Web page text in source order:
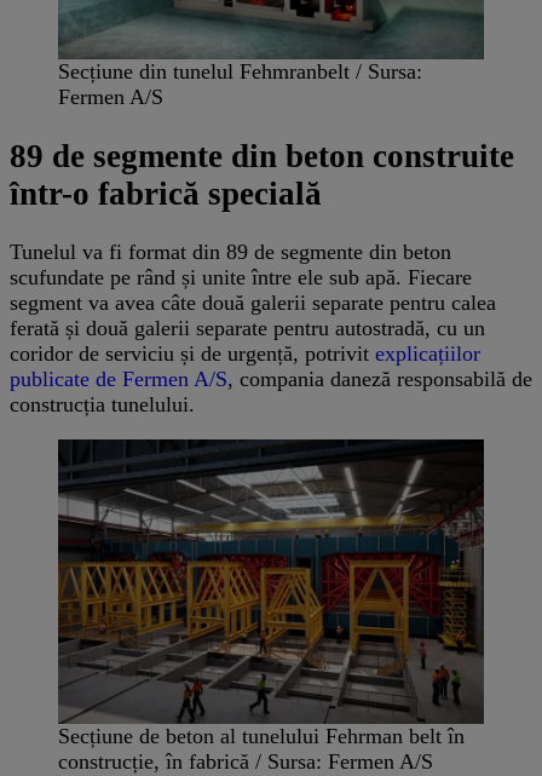
Secțiune din tunelul Fehmranbelt / Sursa:
Fermen A/S
89 de segmente din beton construite
într-o fabrică specială
Tunelul va fi format din 89 de segmente din beton
scufundate pe rând și unite între ele sub apă. Fiecare
segment va avea câte două galerii separate pentru calea
ferată și două galerii separate pentru autostradă, cu un
coridor de serviciu și de urgență, potrivit explicațiilor
publicate de Fermen A/S, compania daneză responsabilă de
construcția tunelului.
Secțiune de beton al tunelului Fehrman belt în
construcție, în fabrică / Sursa: Fermen A/S